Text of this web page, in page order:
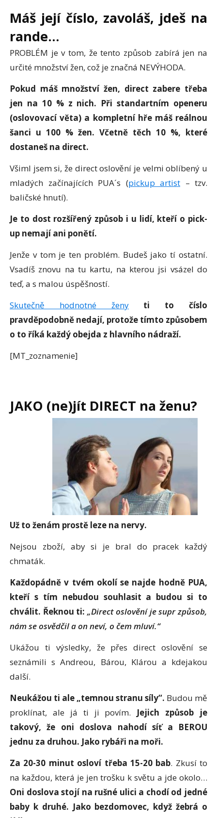
Máš její číslo, zavoláš, jdeš na
rande…
PROBLÉM je v tom, že tento způsob zabírá jen na
určité množství žen, což je značná NEVÝHODA.
Pokud máš množství žen, direct zabere třeba
jen na 10 % z nich. Při standartním openeru
(oslovovací věta) a kompletní hře máš reálnou
šanci u 100 % žen. Včetně těch 10 %, které
dostaneš na direct.
Všiml jsem si, že direct oslovění je velmi oblíbený u
mladých začínajících PUA´s (pickup artist – tzv.
baličské hnutí).
Je to dost rozšířený způsob i u lidí, kteří o pick-
up nemají ani ponětí.
Jenže v tom je ten problém. Budeš jako tí ostatní.
Vsadíš znovu na tu kartu, na kterou jsi vsázel do
teď, a s malou úspěšností.
Skutečně hodnotné ženy
ti to číslo
pravděpodobně nedají, protože tímto způsobem
o to říká každý obejda z hlavního nádraží.
[MT_zoznamenie]
JAKO (ne)jít DIRECT na ženu?
Už to ženám prostě leze na nervy.
Nejsou zboží, aby si je bral do pracek každý
chmaták.
Každopádně v tvém okolí se najde hodně PUA,
kteří s tím nebudou souhlasit a budou si to
chválit. Řeknou ti:„Direct oslovění je supr způsob,
nám se osvědčil a on neví, o čem mluví.“
Ukážou ti výsledky, že přes direct oslovění se
seznámili s Andreou, Bárou, Klárou a kdejakou
další.
Neukážou ti ale „temnou stranu síly“. Budou mě
proklínat, ale já ti ji povím. Jejich způsob je
takový, že oni doslova nahodí síť a BEROU
jednu za druhou. Jako rybáři na moři.
Za 20-30 minut osloví třeba 15-20 bab. Zkusí to
na každou, která je jen trošku k světu a jde okolo…
Oni doslova stojí na rušné ulici a chodí od jedné
baby k druhé. Jako bezdomovec, když žebrá o